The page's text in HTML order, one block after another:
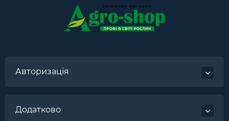
Авторизація
Додатково